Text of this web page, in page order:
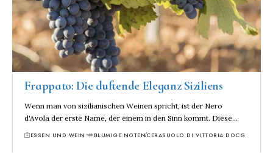
Frappato: Die duftende Eleganz Siziliens
Wenn man von sizilianischen Weinen spricht, ist der Nero
d'Avola der erste Name, der einem in den Sinn kommt. Diese…
ESSEN UND WEIN BLUMIGE NOTENCERASUOLO DI VITTORIA DOCG